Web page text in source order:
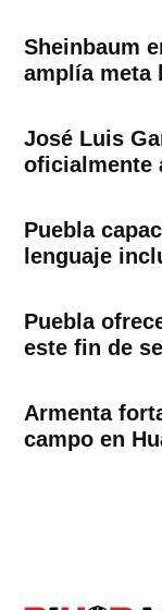
Sheinbaum
amplía meta
José Luis
oficialmente
Puebla
lenguaje
Puebla
este fin de
Armenta
campo en